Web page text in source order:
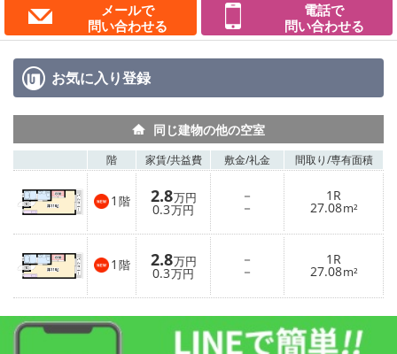
メールで
問い合わせる
電話で
問い合わせる
お気に入り登録
同じ建物の他の空室
階 家賃/共益費 敷金/礼金 間取り/専有面積
1 階 2.8万円
0.3万円
－
－
1R
27.08m²
1 階 2.8万円
0.3万円
－
－
1R
27.08m²